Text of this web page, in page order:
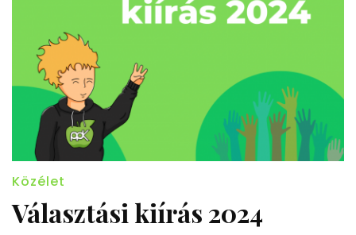
Közélet
Választási kiírás 2024